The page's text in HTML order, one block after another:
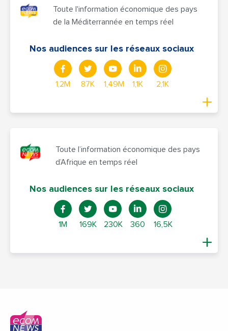
Toute l'information économique des pays
de la Méditerrannée en temps réel
Nos audiences sur les réseaux sociaux
1,2M 87K 1,49M 1,1K 2,1K
Toute l’information économique des pays
d’Afrique en temps réel
Nos audiences sur les réseaux sociaux
1M 169K 230K 360 16,5K